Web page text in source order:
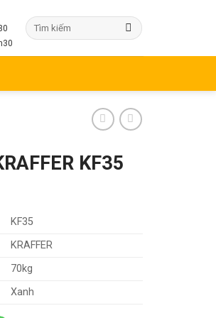
KF35
KF35
KRAFFER
70kg
Xanh